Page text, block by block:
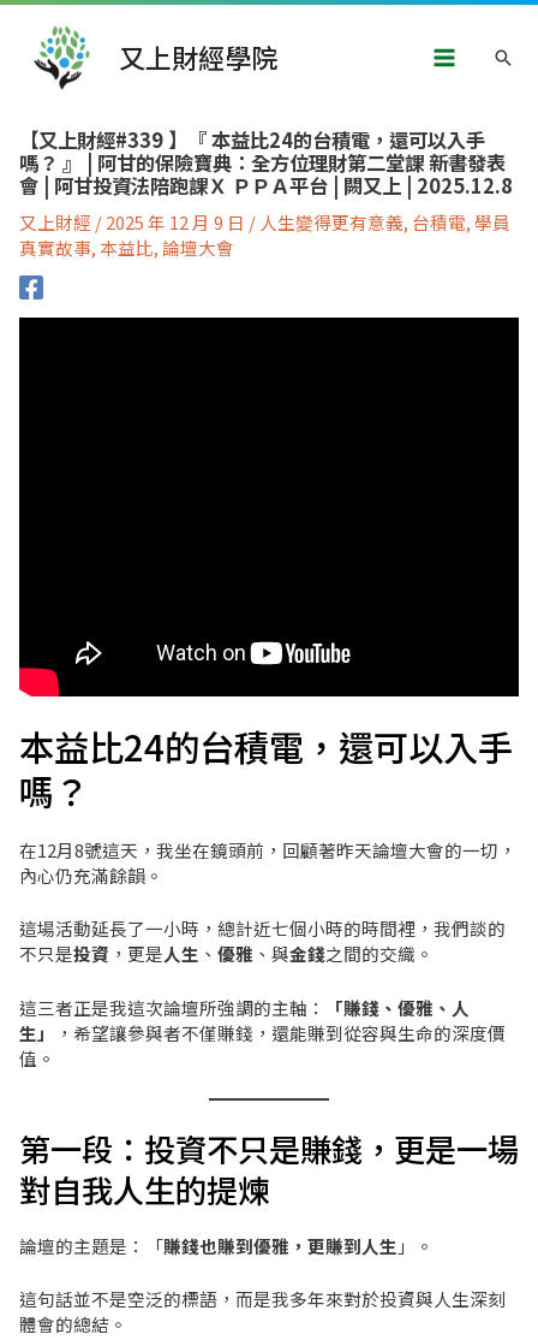
跳
又上財經學院
Menu搜
【又上財經#339 】『 本益比24的台積電，還可以入手
嗎？ 』 | 阿甘的保險寶典：全方位理財第二堂課 新書發表
會 | 阿甘投資法陪跑課Ｘ ＰＰＡ平台 | 闕又上 | 2025.12.8
又上財經 /2025 年 12 月 9 日 / 人生變得更有意義, 台積電,學員
真實故事, 本益比,論壇大會
本益比24的台積電，還可以入手
嗎？
在12月8號這天，我坐在鏡頭前，回顧著昨天論壇大會的一切，
內心仍充滿餘韻。
這場活動延長了一小時，總計近七個小時的時間裡，我們談的
不只是投資 ，更是人生 、 優雅 、與金錢之間的交織。
這三者正是我這次論壇所強調的主軸：
「賺錢、優雅、人
生」
，希望讓參與者不僅賺錢，還能賺到從容與生命的深度價
值。
第一段：投資不只是賺錢，更是一場
對自我人生的提煉
論壇的主題是：「賺錢也賺到優雅，更賺到人生 」。
這句話並不是空泛的標語，而是我多年來對於投資與人生深刻
體會的總結。
章
導
覽